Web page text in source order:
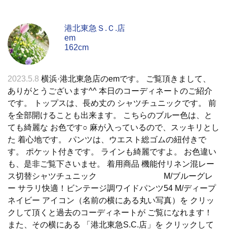
港北東急Ｓ.Ｃ.店
em
162cm
2023.5.8 横浜·港北東急店のemです。 ご覧頂きまして、
ありがとうございます^^ 本日のコーディネートのご紹介
です。 トップスは、長め丈の シャツチュニックです。 前
を全部開けることも出来ます。 こちらのブルー色は、と
ても綺麗な お色です○ 麻が入っているので、スッキリとし
た 着心地です。 パンツは、ウエスト総ゴムの紐付きで
す。 ポケット付きです。 ラインも綺麗ですよ。 お色違い
も、是非ご覧下さいませ。 着用商品 機能付リネン混レー
ス切替シャツチュニック M/ブルーグレ
ー サラリ快適！ビンテージ調ワイドパンツ54 M/ディープ
ネイビー アイコン（名前の横にある丸い写真）を クリッ
クして頂くと過去のコーディネートが ご覧になれます！
また、その横にある 「港北東急S.C.店」を クリックして